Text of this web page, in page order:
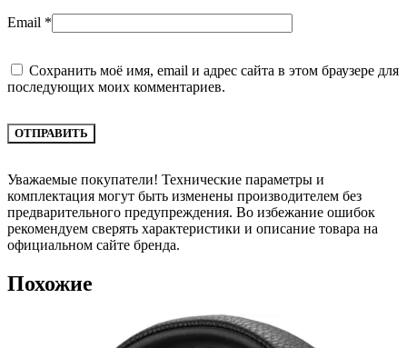
Email *
Сохранить моё имя, email и адрес сайта в этом браузере для
последующих моих комментариев.
Уважаемые покупатели! Технические параметры и
комплектация могут быть изменены производителем без
предварительного предупреждения. Во избежание ошибок
рекомендуем сверять характеристики и описание товара на
официальном сайте бренда.
Похожие